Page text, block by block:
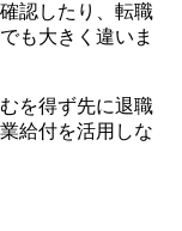
認したり、転職
も大きく違いま
を得ず先に退職
給付を活用しな